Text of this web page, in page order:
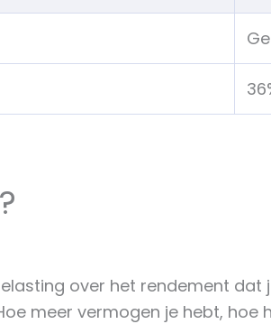
over het rendement dat
meer vermogen je hebt,